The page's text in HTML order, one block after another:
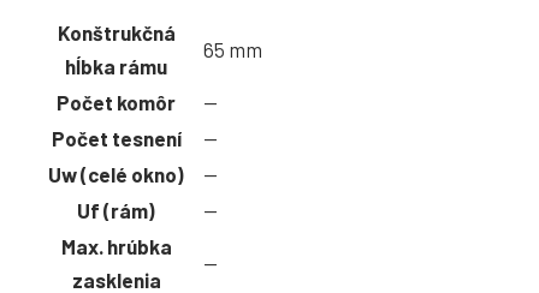
Konštrukčná
hĺbka rámu
65 mm
Počet komôr
—
Počet tesnení
—
Uw (celé okno)
—
Uf (rám)
—
Max. hrúbka
zasklenia
—